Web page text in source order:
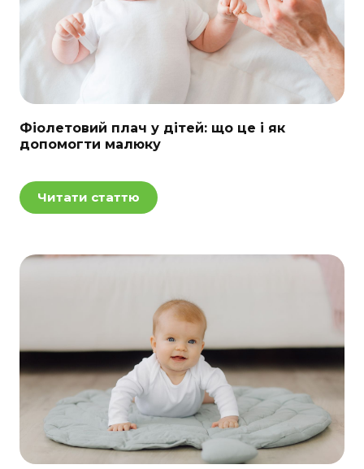
Фіолетовий плач у дітей: що це і як
допомогти малюку
Читати статтю